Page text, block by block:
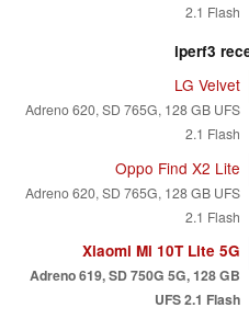
2.1 Flash
iperf3
LG Velvet
Adreno 620, SD 765G, 128 GB UFS
2.1 Flash
Oppo Find X2 Lite
Adreno 620, SD 765G, 128 GB UFS
2.1 Flash
Xiaomi Mi 10T Lite 5G
Adreno 619, SD 750G 5G, 128 GB
UFS 2.1 Flash